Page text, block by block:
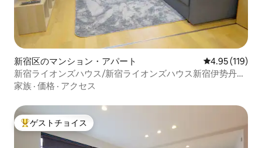
新宿区のマンション・アパート レビュー119
4.95 (119)
新宿ライオンズハウス/新宿ライオンズハウス新宿伊势丹至
近
家族 · 価格 · アクセス
大好評のゲストチョイスです。
ゲストチョイス